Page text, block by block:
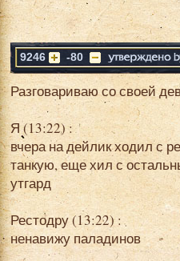
9246 -80
Разговариваю со своей
Я (13:22) :
вчера на дейлик ходил с
танкую, еще хил с
утгард
Рестодру (13:22) :
ненавижу паладинов